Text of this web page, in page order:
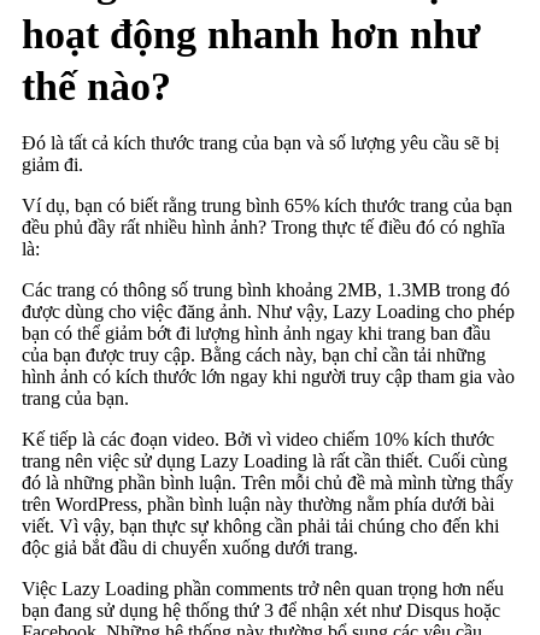
hoạt động nhanh hơn như
thế nào?
Đó là tất cả kích thước trang của bạn và số lượng yêu cầu sẽ bị
giảm đi.
Ví dụ, bạn có biết rằng trung bình 65% kích thước trang của bạn
đều phủ đầy rất nhiều hình ảnh? Trong thực tế điều đó có nghĩa
là:
Các trang có thông số trung bình khoảng 2MB, 1.3MB trong đó
được dùng cho việc đăng ảnh. Như vậy, Lazy Loading cho phép
bạn có thể giảm bớt đi lượng hình ảnh ngay khi trang ban đầu
của bạn được truy cập. Bằng cách này, bạn chỉ cần tải những
hình ảnh có kích thước lớn ngay khi người truy cập tham gia vào
trang của bạn.
Kế tiếp là các đoạn video. Bởi vì video chiếm 10% kích thước
trang nên việc sử dụng Lazy Loading là rất cần thiết. Cuối cùng
đó là những phần bình luận. Trên mỗi chủ đề mà mình từng thấy
trên WordPress, phần bình luận này thường nằm phía dưới bài
viết. Vì vậy, bạn thực sự không cần phải tải chúng cho đến khi
độc giả bắt đầu di chuyển xuống dưới trang.
Việc Lazy Loading phần comments trở nên quan trọng hơn nếu
bạn đang sử dụng hệ thống thứ 3 để nhận xét như Disqus hoặc